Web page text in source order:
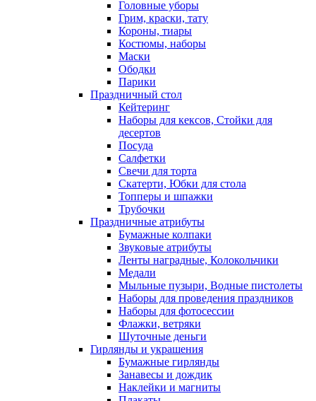
Головные уборы
Грим, краски, тату
Короны, тиары
Костюмы, наборы
Маски
Ободки
Парики
Праздничный стол
Кейтеринг
Наборы для кексов, Стойки для
десертов
Посуда
Салфетки
Свечи для торта
Скатерти, Юбки для стола
Топперы и шпажки
Трубочки
Праздничные атрибуты
Бумажные колпаки
Звуковые атрибуты
Ленты наградные, Колокольчики
Медали
Мыльные пузыри, Водные пистолеты
Наборы для проведения праздников
Наборы для фотосессии
Флажки, ветряки
Шуточные деньги
Гирлянды и украшения
Бумажные гирлянды
Занавесы и дождик
Наклейки и магниты